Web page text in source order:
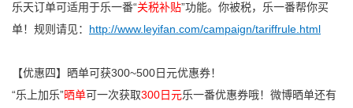
乐天订单可适用于乐一番“关税补贴”功能。你被税，乐一番帮你买
单！规则请见： http://www.leyifan.com/campaign/tariffrule.html
【优惠四】晒单可获300~500日元优惠券！
“乐上加乐”晒单可一次获取300日元乐一番优惠券哦！微博晒单还有